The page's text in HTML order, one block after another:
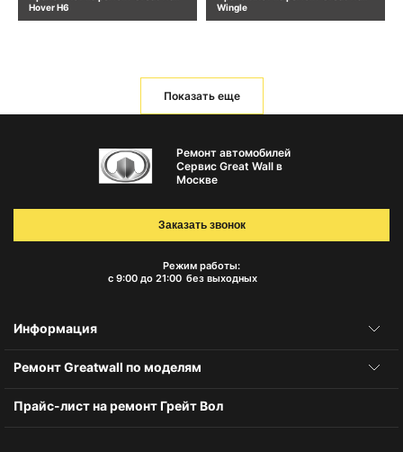
Hover H6
Wingle
Показать еще
Ремонт автомобилей
Сервис Great Wall в
Москве
Режим работы:
с 9:00 до 21:00 без выходных
Заказать звонок
Информация
Ремонт Greatwall по моделям
Прайс-лист на ремонт Грейт Вол